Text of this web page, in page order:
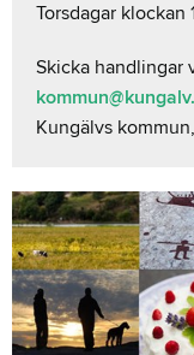
Torsdagar klockan
Skicka handlingar
Kungälvs